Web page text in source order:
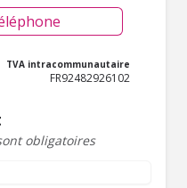
TVA intracommunautaire
FR92482926102
obligatoires